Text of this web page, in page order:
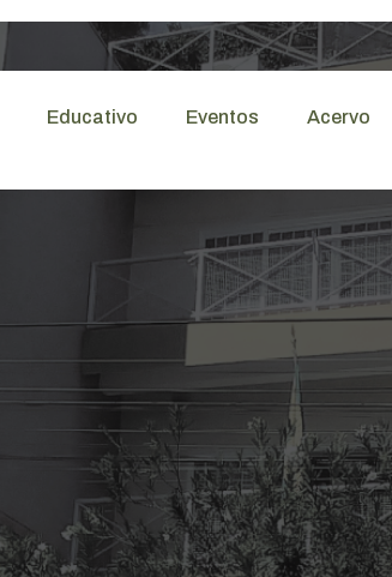
Educativo Eventos Acervo